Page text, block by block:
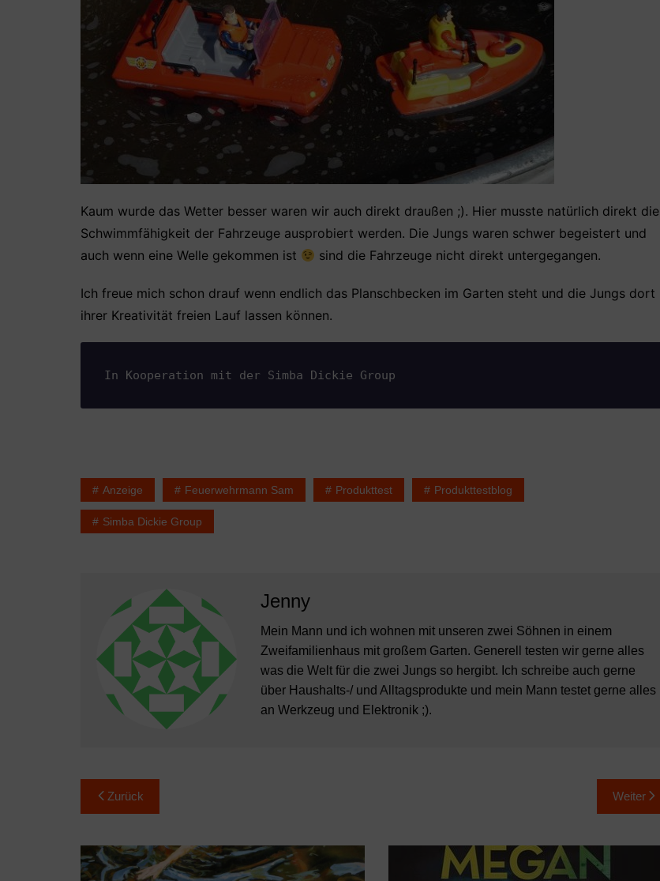
Kaum wurde das Wetter besser waren wir auch direkt draußen ;). Hier musste natürlich direkt die
Schwimmfähigkeit der Fahrzeuge ausprobiert werden. Die Jungs waren schwer begeistert und
auch wenn eine Welle gekommen ist
sind die Fahrzeuge nicht direkt untergegangen.
Ich freue mich schon drauf wenn endlich das Planschbecken im Garten steht und die Jungs dort
ihrer Kreativität freien Lauf lassen können.
In Kooperation mit der Simba Dickie Group
Anzeige Feuerwehrmann Sam Produkttest Produkttestblog
Simba Dickie Group
Jenny
Mein Mann und ich wohnen mit unseren zwei Söhnen in einem
Zweifamilienhaus mit großem Garten. Generell testen wir gerne alles
was die Welt für die zwei Jungs so hergibt. Ich schreibe auch gerne
über Haushalts-/ und Alltagsprodukte und mein Mann testet gerne alles
an Werkzeug und Elektronik ;).
Beitragsnavigation
Zurück Weiter